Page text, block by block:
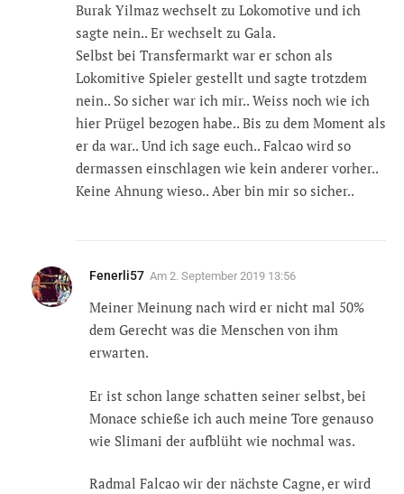
Burak Yilmaz wechselt zu Lokomotive und ich
sagte nein.. Er wechselt zu Gala.
Selbst bei Transfermarkt war er schon als
Lokomitive Spieler gestellt und sagte trotzdem
nein.. So sicher war ich mir.. Weiss noch wie ich
hier Prügel bezogen habe.. Bis zu dem Moment als
er da war.. Und ich sage euch.. Falcao wird so
dermassen einschlagen wie kein anderer vorher..
Keine Ahnung wieso.. Aber bin mir so sicher..
Fenerli57 Am 2. September 2019 13:56
Meiner Meinung nach wird er nicht mal 50%
dem Gerecht was die Menschen von ihm
erwarten.
Er ist schon lange schatten seiner selbst, bei
Monace schieße ich auch meine Tore genauso
wie Slimani der aufblüht wie nochmal was.
Radmal Falcao wir der nächste Cagne, er wird